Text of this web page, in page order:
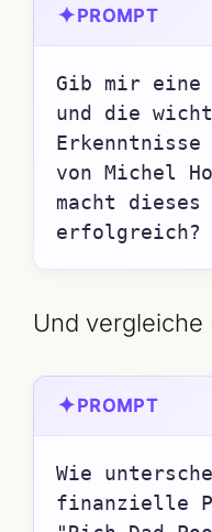
✦PROMPT
Gib mir eine
und die
Erkenntnisse
von Michel
macht dieses
erfolgreich?
Und vergleiche
✦PROMPT
Wie
finanzielle